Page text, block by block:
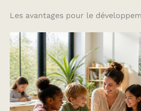
Les avantages pour le